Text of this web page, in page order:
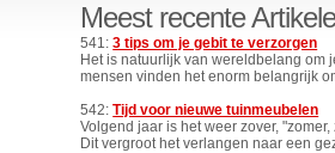
Meest recente
541:3 tips om je gebit te verzorgen
Het is natuurlijk van wereldbelang om
mensen vinden het enorm belangrijk
542:Tijd voor nieuwe tuinmeubelen
Volgend jaar is het weer zover,
Dit vergroot het verlangen naar een